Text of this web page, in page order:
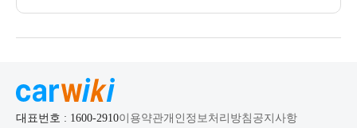
대표번호 : 1600-2910이용약관개인정보처리방침 공지사항